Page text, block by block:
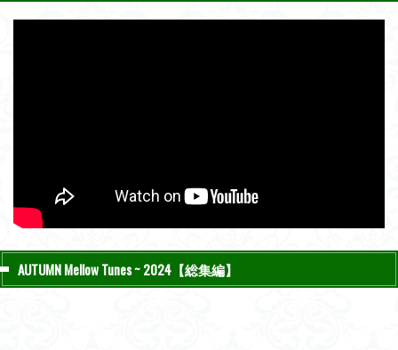
AUTUMN Mellow Tunes ~ 2024【総集編】